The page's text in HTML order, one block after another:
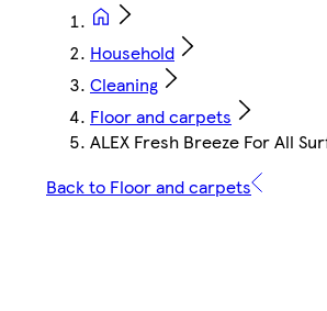
Household
Cleaning
Floor and carpets
ALEX Fresh Breeze For All
Back to Floor and carpets